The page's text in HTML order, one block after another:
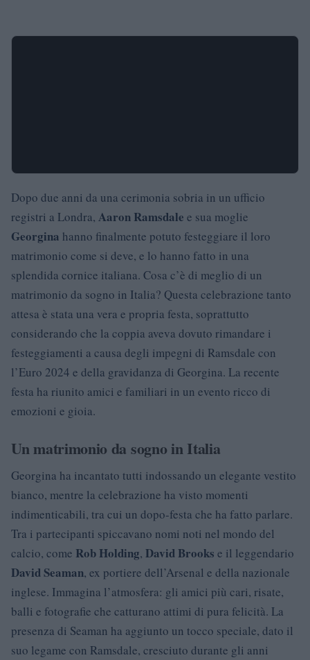
Dopo due anni da una cerimonia sobria in un ufficio
registri a Londra, Aaron Ramsdale e sua moglie
Georgina hanno finalmente potuto festeggiare il loro
matrimonio come si deve, e lo hanno fatto in una
splendida cornice italiana. Cosa c’è di meglio di un
matrimonio da sogno in Italia? Questa celebrazione tanto
attesa è stata una vera e propria festa, soprattutto
considerando che la coppia aveva dovuto rimandare i
festeggiamenti a causa degli impegni di Ramsdale con
l’Euro 2024 e della gravidanza di Georgina. La recente
festa ha riunito amici e familiari in un evento ricco di
emozioni e gioia.
Un matrimonio da sogno in Italia
Georgina ha incantato tutti indossando un elegante vestito
bianco, mentre la celebrazione ha visto momenti
indimenticabili, tra cui un dopo-festa che ha fatto parlare.
Tra i partecipanti spiccavano nomi noti nel mondo del
calcio, come Rob Holding, David Brooks e il leggendario
David Seaman, ex portiere dell’Arsenal e della nazionale
inglese. Immagina l’atmosfera: gli amici più cari, risate,
balli e fotografie che catturano attimi di pura felicità. La
presenza di Seaman ha aggiunto un tocco speciale, dato il
suo legame con Ramsdale, cresciuto durante gli anni